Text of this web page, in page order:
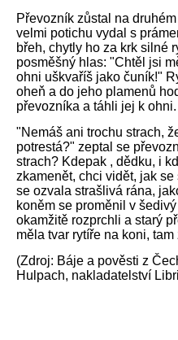
Převozník zůstal na
velmi potichu vydal s
břeh, chytly ho za krk silné
posměšný hlas: "Chtěl jsi
ohni uškvaříš jako čuník!"
oheň a do jeho plamenů
převozníka a táhli jej k ohni.
"Nemáš ani trochu strach,
potrestá?" zeptal se
strach? Kdepak , dědku, i
zkamenět, chci vidět, jak
se ozvala strašlivá rána,
koněm se proměnil v
okamžitě rozprchli a starý
měla tvar rytíře na koni,
(Zdroj: Báje a pověsti z
Hulpach, nakladatelství